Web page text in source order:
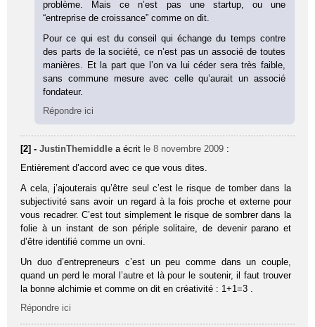
problème. Mais ce n’est pas une startup, ou une
“entreprise de croissance” comme on dit.
Pour ce qui est du conseil qui échange du temps contre
des parts de la société, ce n’est pas un associé de toutes
manières. Et la part que l’on va lui céder sera très faible,
sans commune mesure avec celle qu’aurait un associé
fondateur.
Répondre ici
[2] -JustinThemiddle a écrit le 8 novembre 2009 :
Entièrement d’accord avec ce que vous dites.
A cela, j’ajouterais qu’être seul c’est le risque de tomber dans la
subjectivité sans avoir un regard à la fois proche et externe pour
vous recadrer. C’est tout simplement le risque de sombrer dans la
folie à un instant de son périple solitaire, de devenir parano et
d’être identifié comme un ovni.
Un duo d’entrepreneurs c’est un peu comme dans un couple,
quand un perd le moral l’autre et là pour le soutenir, il faut trouver
la bonne alchimie et comme on dit en créativité : 1+1=3 .
Répondre ici